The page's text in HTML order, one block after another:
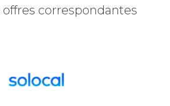
correspondantes